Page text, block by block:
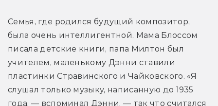
Семья, где родился будущий композитор,
была очень интеллигентной. Мама Блоссом
писала детские книги, папа Милтон был
учителем, маленькому Дэнни ставили
пластинки Стравинского и Чайковского. «Я
слушал только музыку, написанную до 1935
года, — вспоминал Дэнни, — так что считался